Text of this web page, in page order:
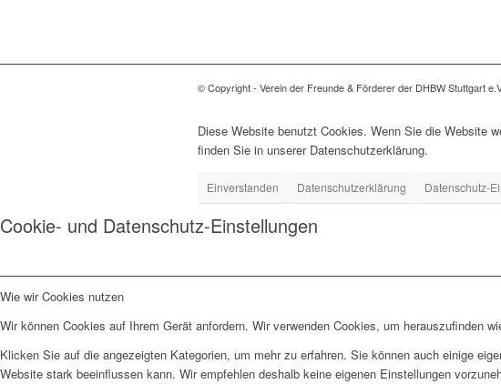
© Copyright - Verein der Freunde & Förderer der DHBW Stuttgart
Diese Website benutzt Cookies. Wenn Sie die Website
finden Sie in unserer Datenschutzerklärung.
Einverstanden Datenschutzerklärung Datenschutz-
Cookie- und Datenschutz-Einstellungen
Wie wir Cookies nutzen
Wir können Cookies auf Ihrem Gerät anfordern. Wir verwenden Cookies, um herauszufinden
Klicken Sie auf die angezeigten Kategorien, um mehr zu erfahren. Sie können auch einige
Website stark beeinflussen kann. Wir empfehlen deshalb keine eigenen Einstellungen